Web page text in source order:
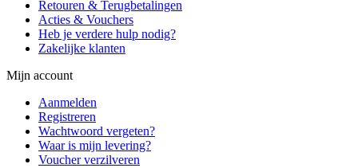
Retouren & Terugbetalingen
Acties & Vouchers
Heb je verdere hulp nodig?
Zakelijke klanten
Mijn account
Aanmelden
Registreren
Wachtwoord vergeten?
Waar is mijn levering?
Voucher verzilveren